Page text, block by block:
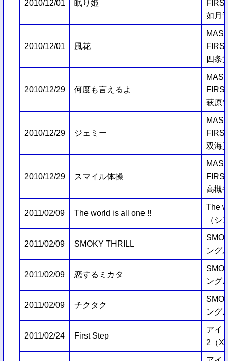
2010/12/01 眠り姫
如月
2010/12/01 風花
四条
2010/12/29 何度も言えるよ
萩原
2010/12/29 ジェミー
双海
2010/12/29 スマイル体操
高槻
2011/02/09 The world is all one !!
The
（シ
2011/02/09 SMOKY THRILL
ング
2011/02/09 恋するミカタ
ング
2011/02/09 チクタク
ング
2011/02/24 First Step
アイ
2（